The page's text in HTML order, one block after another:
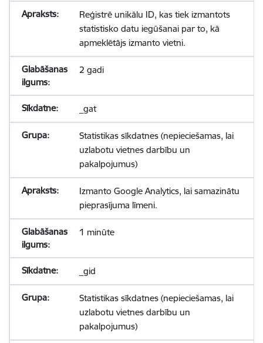
Reģistrē unikālu ID, kas tiek izmantots
statistisko datu iegūšanai par to, kā
apmeklētājs izmanto vietni.
2 gadi
_gat
Statistikas sīkdatnes (nepieciešamas, lai
uzlabotu vietnes darbību un
pakalpojumus)
Izmanto Google Analytics, lai samazinātu
pieprasījuma līmeni.
1 minūte
_gid
Statistikas sīkdatnes (nepieciešamas, lai
uzlabotu vietnes darbību un
pakalpojumus)